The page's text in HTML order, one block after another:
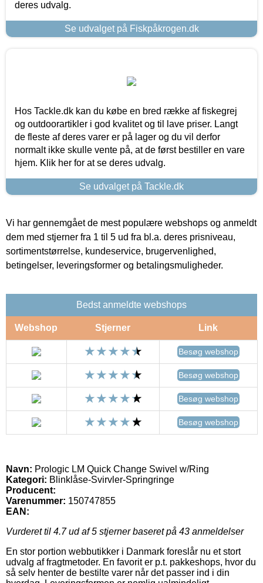
deres udvalg.
Se udvalget på Fiskpåkrogen.dk
Hos Tackle.dk kan du købe en bred række af fiskegrej
og outdoorartikler i god kvalitet og til lave priser. Langt
de fleste af deres varer er på lager og du vil derfor
normalt ikke skulle vente på, at de først bestiller en vare
hjem. Klik her for at se deres udvalg.
Se udvalget på Tackle.dk
Vi har gennemgået de mest populære webshops og anmeldt
dem med stjerner fra 1 til 5 ud fra bl.a. deres prisniveau,
sortimentstørrelse, kundeservice, brugervenlighed,
betingelser, leveringsformer og betalingsmuligheder.
Bedst anmeldte webshops
Webshop Stjerner Link
Besøg webshop
Besøg webshop
Besøg webshop
Besøg webshop
Navn: Prologic LM Quick Change Swivel w/Ring
Kategori: Blinklåse-Svirvler-Springringe
Producent:
Varenummer: 150747855
EAN:
Vurderet til 4.7ud af 5 stjerner baseret på 43 anmeldelser
En stor portion webbutikker i Danmark foreslår nu et stort
udvalg af fragtmetoder. En favorit er p.t. pakkeshops, hvor du
så selv henter de bestilte varer når det passer ind i din